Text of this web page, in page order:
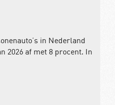
in Nederland
2026 af met 8 procent. In